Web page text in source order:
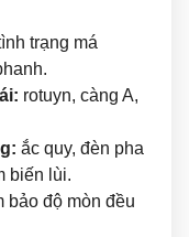
trạng má
rotuyn, càng A,
ắc quy, đèn pha
biến lùi.
bảo độ mòn đều